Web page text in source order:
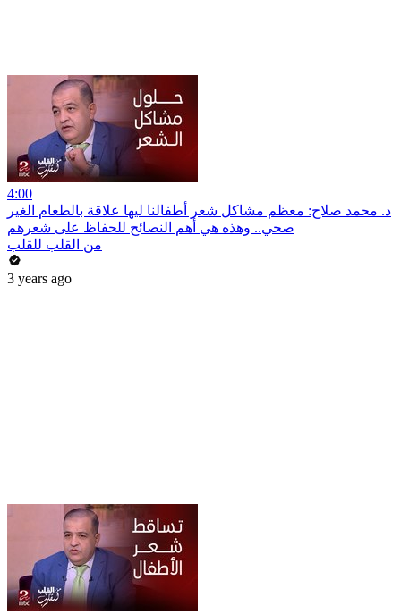
4:00
د. محمد صلاح: معظم مشاكل شعر أطفالنا ليها علاقة بالطعام الغير
صحي.. وهذه هي أهم النصائح للحفاظ على شعرهم
من القلب للقلب
3 years ago